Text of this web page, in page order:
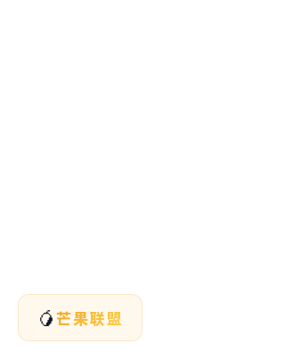
🥭芒果联盟